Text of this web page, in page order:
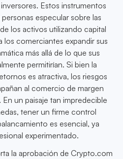
Estos instrumentos
especular sobre las
los activos utilizando capital
los comerciantes expandir sus
más allá de lo que sus
permitirían. Si bien la
es atractiva, los riesgos
al comercio de margen
un paisaje tan impredecible
tener un firme control
es esencial, ya
experimentado.
la aprobación de Crypto.com